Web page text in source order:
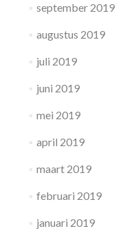
september 2019
augustus 2019
juli 2019
juni 2019
mei 2019
april 2019
maart 2019
februari 2019
januari 2019